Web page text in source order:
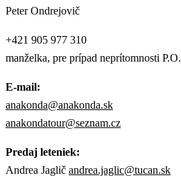
Peter Ondrejovič
+421 905 977 310
manželka, pre prípad neprítomnosti P.O.
E-mail:
anakonda@anakonda.sk
anakondatour@seznam.cz
Predaj leteniek:
Andrea Jaglič andrea.jaglic@tucan.sk